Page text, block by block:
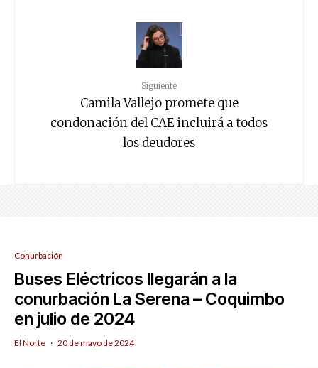
Siguiente
Camila Vallejo promete que
condonación del CAE incluirá a todos
los deudores
Conurbación
Buses Eléctricos llegarán a la
conurbación La Serena – Coquimbo
en julio de 2024
El Norte · 20 de mayo de 2024